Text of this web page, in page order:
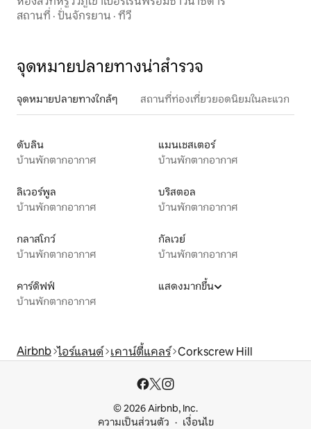
สถานที่ · ปั่นจักรยาน · ทีวี
จุดหมายปลายทางน่าสำรวจ
จุดหมายปลายทางใกล้ๆ สถานที่ท่องเที่ยวยอดนิยมในละแวก
ดับลิน
บ้านพักตากอากาศ
แมนเชสเตอร์
บ้านพักตากอากาศ
ลิเวอร์พูล
บ้านพักตากอากาศ
บริสตอล
บ้านพักตากอากาศ
กลาสโกว์
บ้านพักตากอากาศ
กัลเวย์
บ้านพักตากอากาศ
คาร์ดิฟฟ์
บ้านพักตากอากาศ
แสดงมากขึ้น
Airbnb ไอร์แลนด์ เคาน์ตี้แคลร์ Corkscrew Hill
© 2026 Airbnb, Inc.
ความเป็นส่วนตัว
เงื่อนไข